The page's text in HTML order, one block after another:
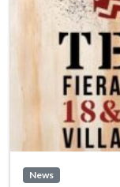
News